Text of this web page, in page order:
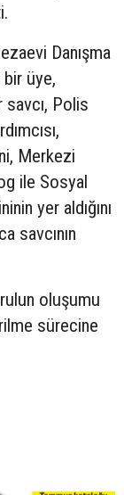
Danışma
üye,
savcı, Polis
Merkezi
ile Sosyal
yer aldığını
savcının
oluşumu
sürecine